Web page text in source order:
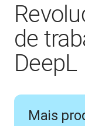
de
DeepL
Mais